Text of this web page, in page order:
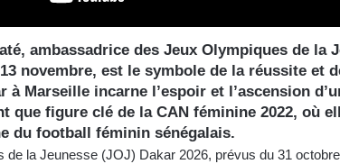
ambassadrice des Jeux Olympiques de la
novembre, est le symbole de la réussite et
à Marseille incarne l’espoir et l’ascension
que figure clé de la CAN féminine 2022, où
du football féminin sénégalais.
de la Jeunesse (JOJ) Dakar 2026, prévus du 31